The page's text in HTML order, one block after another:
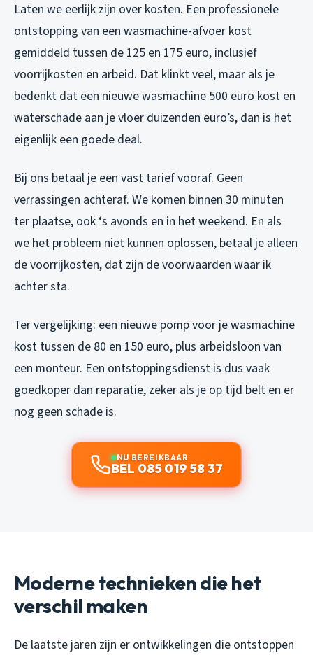
Laten we eerlijk zijn over kosten. Een professionele
ontstopping van een wasmachine-afvoer kost
gemiddeld tussen de 125 en 175 euro, inclusief
voorrijkosten en arbeid. Dat klinkt veel, maar als je
bedenkt dat een nieuwe wasmachine 500 euro kost en
waterschade aan je vloer duizenden euro’s, dan is het
eigenlijk een goede deal.
Bij ons betaal je een vast tarief vooraf. Geen
verrassingen achteraf. We komen binnen 30 minuten
ter plaatse, ook ‘s avonds en in het weekend. En als
we het probleem niet kunnen oplossen, betaal je alleen
de voorrijkosten, dat zijn de voorwaarden waar ik
achter sta.
Ter vergelijking: een nieuwe pomp voor je wasmachine
kost tussen de 80 en 150 euro, plus arbeidsloon van
een monteur. Een ontstoppingsdienst is dus vaak
goedkoper dan reparatie, zeker als je op tijd belt en er
nog geen schade is.
NU BEREIKBAAR
BEL 085 019 58 37
Moderne technieken die het
verschil maken
De laatste jaren zijn er ontwikkelingen die ontstoppen